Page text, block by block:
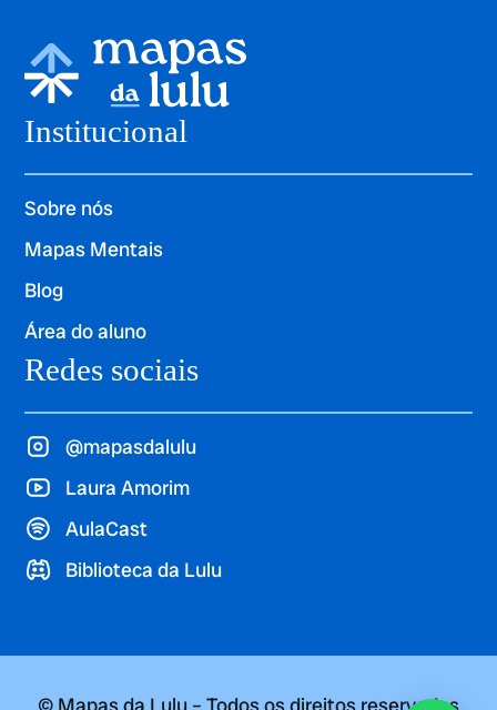
Institucional
Sobre nós
Mapas Mentais
Blog
Área do aluno
Redes sociais
@mapasdalulu
Laura Amorim
AulaCast
Biblioteca da Lulu